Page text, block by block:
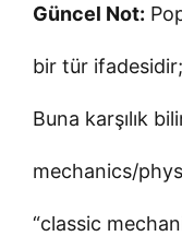
Güncel Not:
bir tür
Buna karşılık
mechanics/
“classic